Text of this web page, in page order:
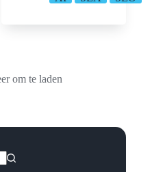
om te laden